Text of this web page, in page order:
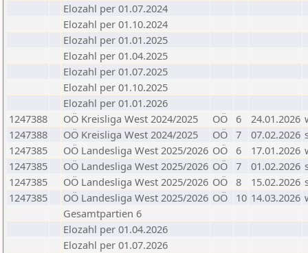
Elozahl per 01.07.2024
Elozahl per 01.10.2024
Elozahl per 01.01.2025
Elozahl per 01.04.2025
Elozahl per 01.07.2025
Elozahl per 01.10.2025
Elozahl per 01.01.2026
1247388
OÖ Kreisliga West 2024/2025 OÖ 6 24.01.2026
1247388
OÖ Kreisliga West 2024/2025 OÖ 7 07.02.2026
1247385
OÖ Landesliga West 2025/2026 OÖ 6 17.01.2026
1247385
OÖ Landesliga West 2025/2026 OÖ 7 01.02.2026
1247385
OÖ Landesliga West 2025/2026 OÖ 8 15.02.2026
1247385
OÖ Landesliga West 2025/2026 OÖ 10 14.03.2026
Gesamtpartien 6
Elozahl per 01.04.2026
Elozahl per 01.07.2026